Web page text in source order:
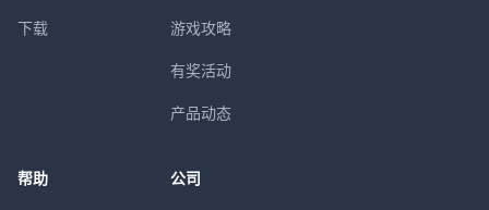
下载 游戏攻略
有奖活动
产品动态
帮助 公司